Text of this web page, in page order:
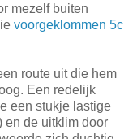
mezelf buiten
voorgeklommen 5c
route uit die hem
Een redelijk
een stukje lastige
en de uitklim door